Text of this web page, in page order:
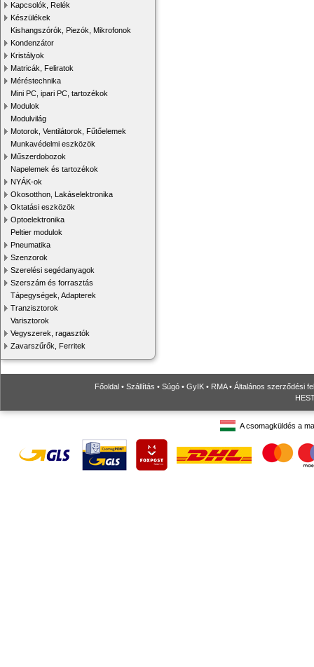
Kapcsolók, Relék
Készülékek
Kishangszórók, Piezók, Mikrofonok
Kondenzátor
Kristályok
Matricák, Feliratok
Méréstechnika
Mini PC, ipari PC, tartozékok
Modulok
Modulvilág
Motorok, Ventilátorok, Fűtőelemek
Munkavédelmi eszközök
Műszerdobozok
Napelemek és tartozékok
NYÁK-ok
Okosotthon, Lakáselektronika
Oktatási eszközök
Optoelektronika
Peltier modulok
Pneumatika
Szenzorok
Szerelési segédanyagok
Szerszám és forrasztás
Tápegységek, Adapterek
Tranzisztorok
Varisztorok
Vegyszerek, ragasztók
Zavarszűrők, Ferritek
Főoldal • Szállítás • Súgó • GyIK • RMA• Általános szerződési
A csomagküldés a